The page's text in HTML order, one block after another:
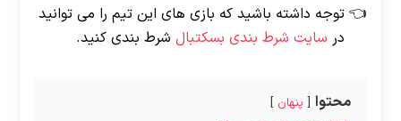
توجه داشته باشید که بازی های این تیم را می توانید
در سایت شرط بندی بسکتبال شرط بندی کنید.
محتوا پنهان